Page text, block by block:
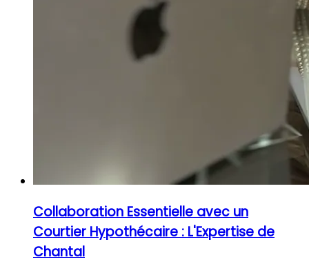
Collaboration Essentielle avec un
Courtier Hypothécaire : L'Expertise de
Chantal